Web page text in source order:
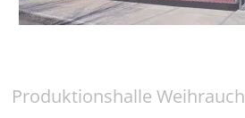
Produktionshalle Weihrauch